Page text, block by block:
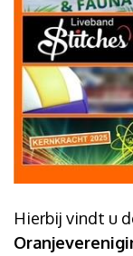
Hierbij vindt u